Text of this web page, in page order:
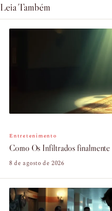
Leia Também
Entretenimento
Como Os Infiltrados finalmente
8 de agosto de 2026